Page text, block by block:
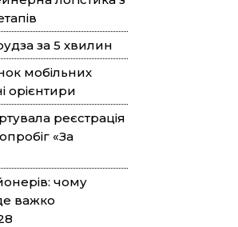
за 5 хвилин
мобільних
орієнтири
реєстрація
«За
чому
важко